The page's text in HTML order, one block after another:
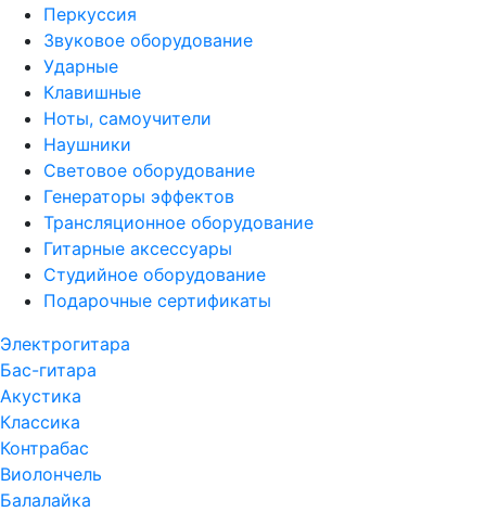
Перкуссия
Звуковое оборудование
Ударные
Клавишные
Ноты, самоучители
Наушники
Световое оборудование
Генераторы эффектов
Трансляционное оборудование
Гитарные аксессуары
Студийное оборудование
Подарочные сертификаты
Электрогитара
Бас-гитара
Акустика
Классика
Контрабас
Виолончель
Балалайка